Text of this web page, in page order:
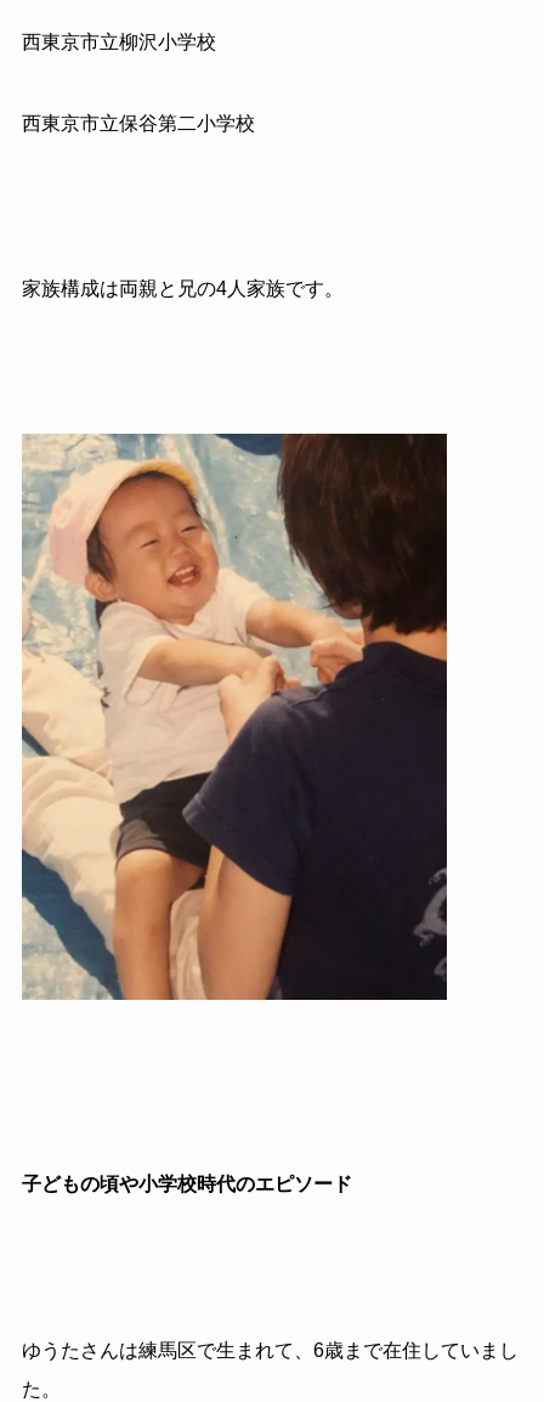
西東京市立柳沢小学校
西東京市立保谷第二小学校
家族構成は両親と兄の4人家族です。
子どもの頃や小学校時代のエピソード
ゆうたさんは練馬区で生まれて、6歳まで在住していまし
た。